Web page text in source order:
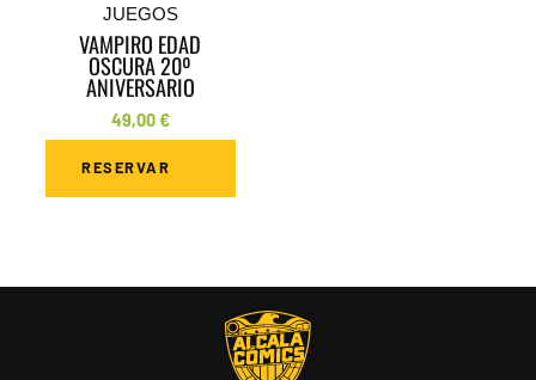
JUEGOS
VAMPIRO EDAD
OSCURA 20º
ANIVERSARIO
49,00€
RESERVAR